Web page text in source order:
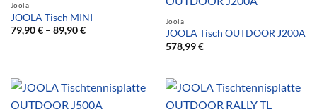
Joola
JOOLA Tisch MINI
79,90€– 89,90€
Joola
JOOLA Tisch OUTDOOR J200A
578,99€